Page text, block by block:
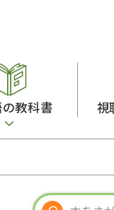
の教科書 視
教材